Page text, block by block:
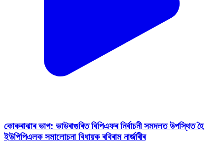
কোকৰাঝাৰ ভাগ: ভাউৰাগুৰিত বিপিএফৰ নিৰ্বাচনী সমদলত উপস্থিত হৈ
ইউপিপিএলক সমালোচনা বিধায়ক ৰবিৰাম নাৰ্জাৰীৰ